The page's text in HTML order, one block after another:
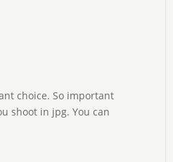
choice. So important
shoot in jpg. You can